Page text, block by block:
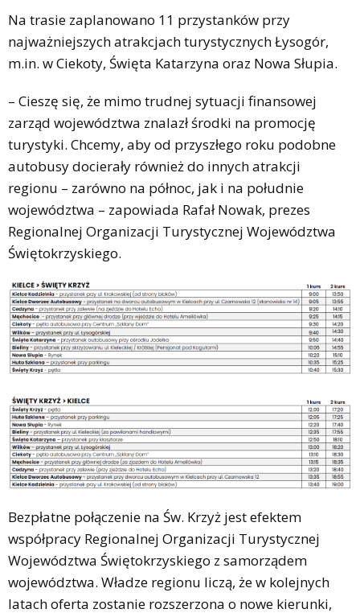
Na trasie zaplanowano 11 przystanków przy
najważniejszych atrakcjach turystycznych Łysogór,
m.in. w Ciekoty, Święta Katarzyna oraz Nowa Słupia.
– Cieszę się, że mimo trudnej sytuacji finansowej
zarząd województwa znalazł środki na promocję
turystyki. Chcemy, aby od przyszłego roku podobne
autobusy docierały również do innych atrakcji
regionu – zarówno na północ, jak i na południe
województwa – zapowiada Rafał Nowak, prezes
Regionalnej Organizacji Turystycznej Województwa
Świętokrzyskiego.
Bezpłatne połączenie na Św. Krzyż jest efektem
współpracy Regionalnej Organizacji Turystycznej
Województwa Świętokrzyskiego z samorządem
województwa. Władze regionu liczą, że w kolejnych
latach oferta zostanie rozszerzona o nowe kierunki,